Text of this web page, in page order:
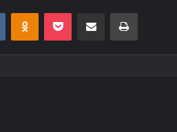
VKontakteOdnoklassniki
Pocket E-Posta ile paylaş Yazdır